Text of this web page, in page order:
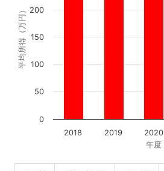
年度
平均所得（万円）
2018 2019 2020
0
50
100
150
200